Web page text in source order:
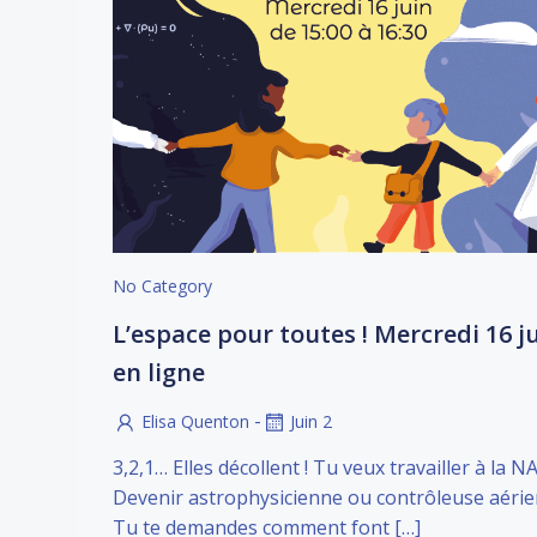
No Category
L’espace pour toutes ! Mercredi 16
en ligne
Elisa Quenton - Juin 2
3,2,1… Elles décollent ! Tu veux travailler à la
Devenir astrophysicienne ou contrôleuse
Tu te demandes comment font […]